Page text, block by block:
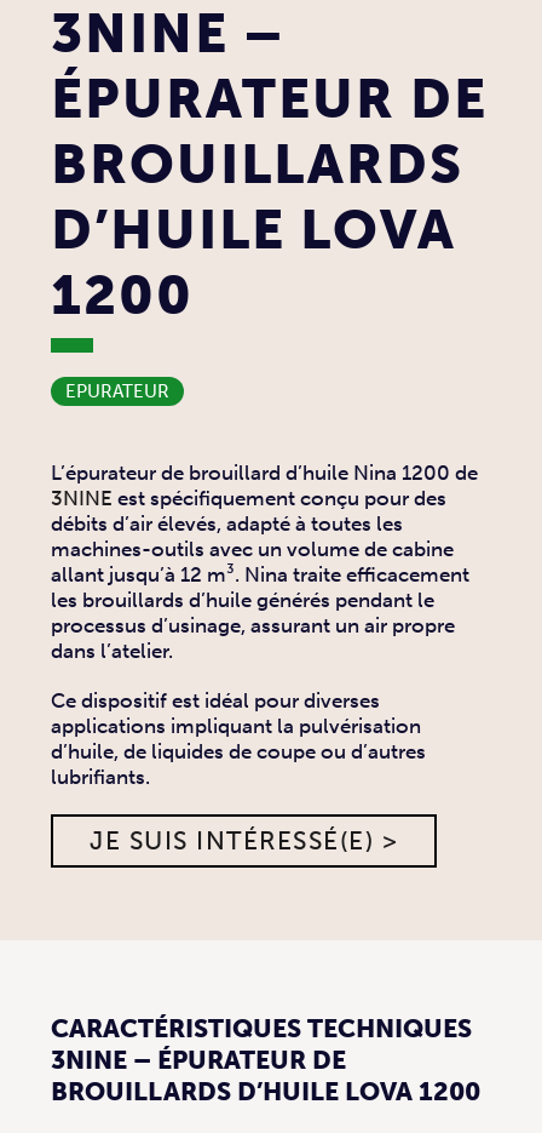
3NINE –
ÉPURATEUR DE
BROUILLARDS
D’HUILE LOVA
1200
EPURATEUR
L’épurateur de brouillard d’huile Nina 1200 de
3NINE est spécifiquement conçu pour des
débits d’air élevés, adapté à toutes les
machines-outils avec un volume de cabine
allant jusqu’à 12 m³. Nina traite efficacement
les brouillards d’huile générés pendant le
processus d’usinage, assurant un air propre
dans l’atelier.
Ce dispositif est idéal pour diverses
applications impliquant la pulvérisation
d’huile, de liquides de coupe ou d’autres
lubrifiants.
JE SUIS INTÉRESSÉ(E) >
CARACTÉRISTIQUES TECHNIQUES
3NINE – ÉPURATEUR DE
BROUILLARDS D’HUILE LOVA 1200